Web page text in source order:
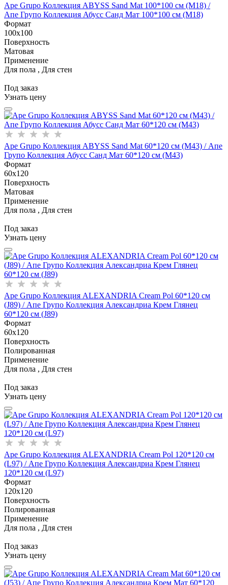
Ape Grupo Коллекция ABYSS Sand Mat 100*100 см (M18) /
Апе Групо Коллекция Абусс Санд Мат 100*100 см (М18)
Формат
100x100
Поверхность
Матовая
Применение
Для пола , Для стен
Под заказ
Узнать цену
Ape Grupo Коллекция ABYSS Sand Mat 60*120 см (M43) / Апе
Групо Коллекция Абусс Санд Мат 60*120 см (М43)
Формат
60x120
Поверхность
Матовая
Применение
Для пола , Для стен
Под заказ
Узнать цену
Ape Grupo Коллекция ALEXANDRIA Cream Pol 60*120 см
(J89) / Апе Групо Коллекция Александриа Крем Глянец
60*120 см (J89)
Формат
60x120
Поверхность
Полированная
Применение
Для пола , Для стен
Под заказ
Узнать цену
Ape Grupo Коллекция ALEXANDRIA Cream Pol 120*120 см
(L97) / Апе Групо Коллекция Александриа Крем Глянец
120*120 см (L97)
Формат
120x120
Поверхность
Полированная
Применение
Для пола , Для стен
Под заказ
Узнать цену